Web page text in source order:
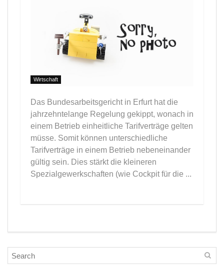
Wirtschaft
Das Bundesarbeitsgericht in Erfurt hat die
jahrzehntelange Regelung gekippt, wonach in
einem Betrieb einheitliche Tarifverträge gelten
müsse. Somit können unterschiedliche
Tarifverträge in einem Betrieb nebeneinander
gültig sein. Dies stärkt die kleineren
Spezialgewerkschaften (wie Cockpit für die ...